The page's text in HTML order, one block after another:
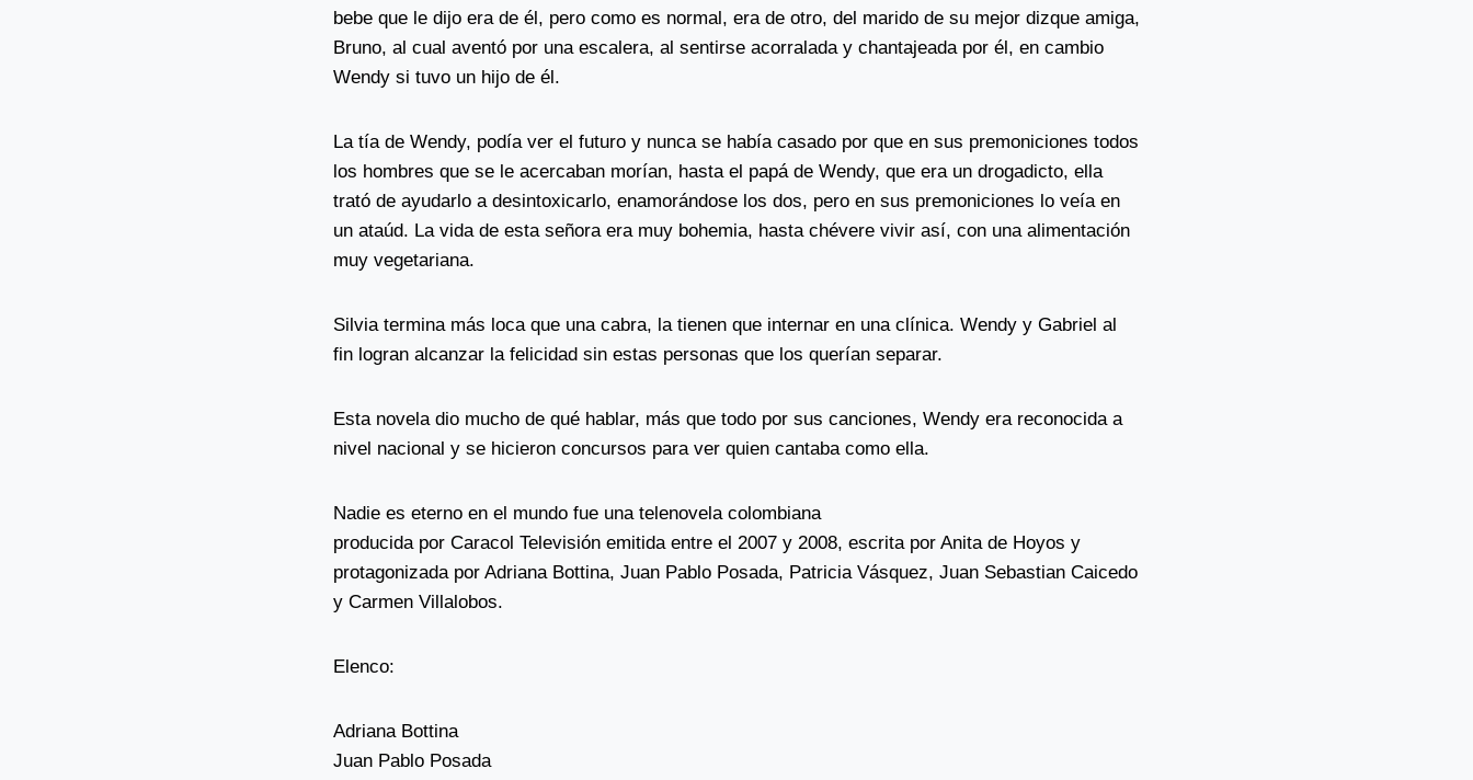
bebe que le dijo era de él, pero como es normal, era de otro, del marido de su mejor dizque amiga,
Bruno, al cual aventó por una escalera, al sentirse acorralada y chantajeada por él, en cambio
Wendy si tuvo un hijo de él.
La tía de Wendy, podía ver el futuro y nunca se había casado por que en sus premoniciones todos
los hombres que se le acercaban morían, hasta el papá de Wendy, que era un drogadicto, ella
trató de ayudarlo a desintoxicarlo, enamorándose los dos, pero en sus premoniciones lo veía en
un ataúd. La vida de esta señora era muy bohemia, hasta chévere vivir así, con una alimentación
muy vegetariana.
Silvia termina más loca que una cabra, la tienen que internar en una clínica. Wendy y Gabriel al
fin logran alcanzar la felicidad sin estas personas que los querían separar.
Esta novela dio mucho de qué hablar, más que todo por sus canciones, Wendy era reconocida a
nivel nacional y se hicieron concursos para ver quien cantaba como ella.
Nadie es eterno en el mundo fue una telenovela colombiana
producida por Caracol Televisión emitida entre el 2007 y 2008, escrita por Anita de Hoyos y
protagonizada por Adriana Bottina, Juan Pablo Posada, Patricia Vásquez, Juan Sebastian Caicedo
y Carmen Villalobos.
Elenco:
Adriana Bottina
Juan Pablo Posada